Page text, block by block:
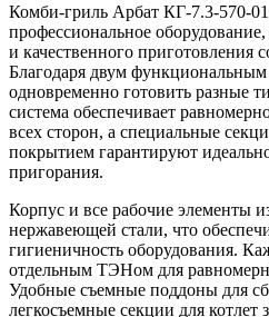
Комби-гриль Арбат КГ-7.3-570-
профессиональное
и качественного приготовления
Благодаря двум
одновременно готовить разные
система обеспечивает
всех сторон, а специальные
покрытием гарантируют
пригорания.
Корпус и все рабочие элементы
нержавеющей стали, что
гигиеничность оборудования.
отдельным ТЭНом для
Удобные съемные поддоны для
легкосъемные секции для котлет